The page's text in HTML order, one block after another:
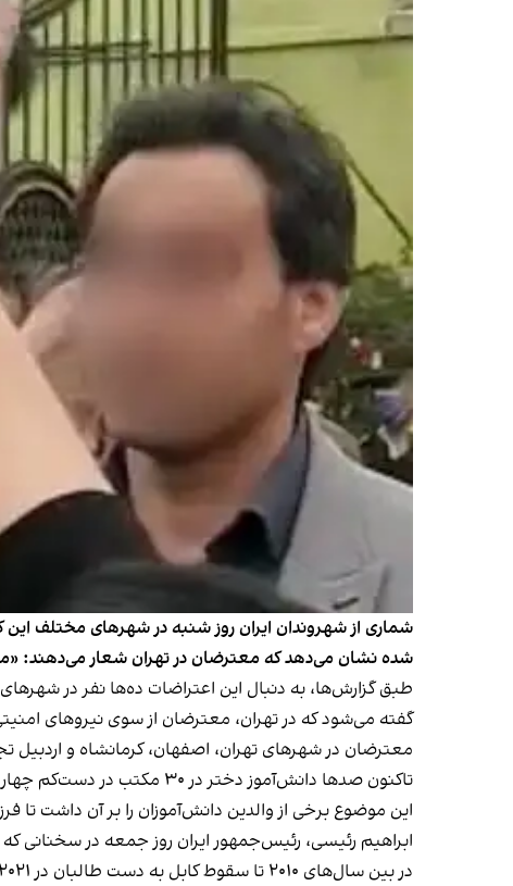
شماری از شهروندان ایران روز شنبه در شهرهای مختلف
شده نشان می‌دهد که معترضان در تهران شعار می‌دهند:
طبق گزارش‌ها، به دنبال این اعتراضات ده‌ها نفر در
گفته می‌شود که در تهران، معترضان از سوی نیروهای
معترضان در شهرهای تهران، اصفهان، کرمانشاه و اردبیل
تاکنون صدها دانش‌آموز دختر در ۳۰ مکتب در دست‌کم چهار شهر دچار مسمومیت شده‌اند.
این موضوع برخی از والدین دانش‌آموزان را بر آن داشت تا
ابراهیم رئیسی، رئيس‌جمهور ایران روز جمعه در سخنانی
در بین سال‌های ۲۰۱۰ تا سقوط کابل به دست طالبان در ۲۰۲۱، گزارش‌های فراوانی از مسمومیت دانش آموزان دختر در ولایت‌های مختلف نشر شده بود.